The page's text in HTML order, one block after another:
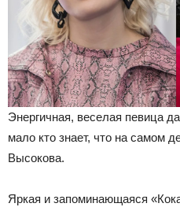
Энергичная, веселая певица
мало кто знает, что на самом
Высокова.
Яркая и запоминающаяся